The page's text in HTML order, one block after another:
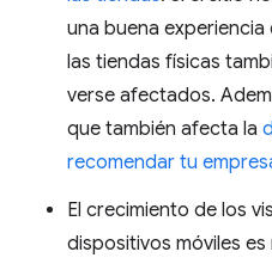
una buena
las tiendas físicas
verse afectados.
que también afecta la
recomendar tu
El crecimiento de los
dispositivos móviles